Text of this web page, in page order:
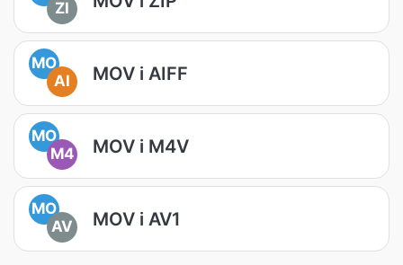
ZI
MO
AI
MOV i AIFF
MO
M4
MOV i M4V
MO
AV
MOV i AV1